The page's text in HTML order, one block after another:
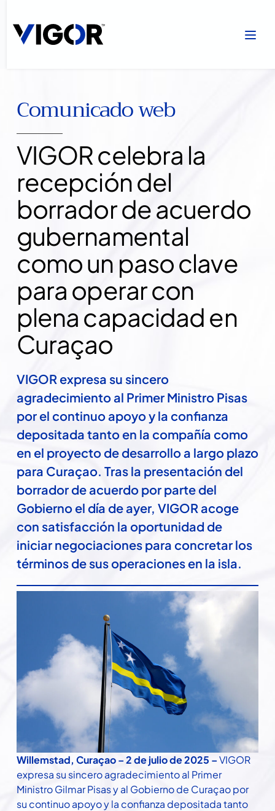
contenido
Comunicado web
VIGOR celebra la
recepción del
borrador de acuerdo
gubernamental
como un paso clave
para operar con
plena capacidad en
Curaçao
VIGOR expresa su sincero
agradecimiento al Primer Ministro Pisas
por el continuo apoyo y la confianza
depositada tanto en la compañía como
en el proyecto de desarrollo a largo plazo
para Curaçao. Tras la presentación del
borrador de acuerdo por parte del
Gobierno el día de ayer, VIGOR acoge
con satisfacción la oportunidad de
iniciar negociaciones para concretar los
términos de sus operaciones en la isla.
Willemstad, Curaçao – 2 de julio de 2025 –VIGOR
expresa su sincero agradecimiento al Primer
Ministro Gilmar Pisas y al Gobierno de Curaçao por
su continuo apoyo y la confianza depositada tanto